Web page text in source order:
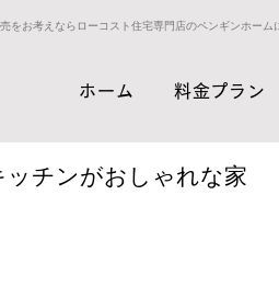
をお考えならローコスト住宅専門店のペンギンホー
ホーム 料金プラン
チンがおしゃれな家